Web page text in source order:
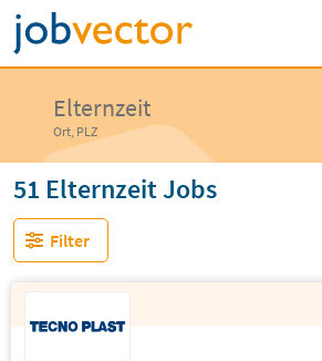
Elternzeit
Ort, PLZ
51 Elternzeit Jobs
Filter